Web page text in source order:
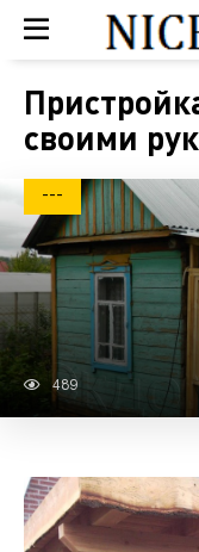
своими
---
489